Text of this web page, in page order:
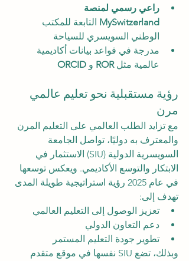
راعي رسمي لمنصة
MySwitzerland التابعة للمكتب
الوطني السويسري للسياحة
مدرجة في قواعد بيانات أكاديمية
عالمية مثل ROR و ORCID
رؤية مستقبلية نحو تعليم عالمي
مرن
مع تزايد الطلب العالمي على التعليم المرن
والمعترف به دوليًا، تواصل الجامعة
السويسرية الدولية (SIU) الاستثمار في
الابتكار والتوسع الأكاديمي. ويعكس توسعها
في عام 2025 رؤية استراتيجية طويلة المدى
تهدف إلى:
تعزيز الوصول إلى التعليم العالمي
دعم التعاون الدولي
تطوير جودة التعليم المستمر
وبذلك، تضع SIU نفسها في موقع متقدم